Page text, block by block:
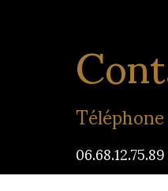
Téléphone
06.68.12.75.89